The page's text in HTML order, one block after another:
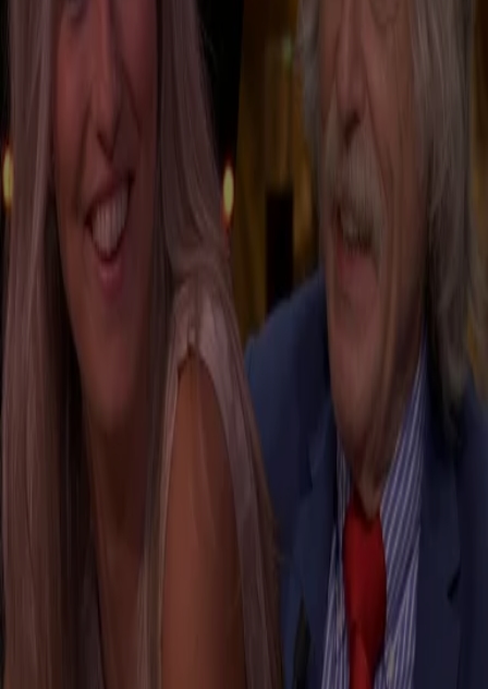
Johan Derksen wil meebetalen aan mogelijke crowdfunding van Anouk: 'Ze kan op mij rekenen'
Estavana Polman wordt vaste gast bij Vandaag Inside
Johan Derksen
is geboren op 31 januari 1949 in het Gelderse
dorpje Heteren. Johan kende geen gemakkelijke jeugd en
deelde, behalve zijn liefde voor NEC, weinig interesses met
zijn vader. In een eerder interview met het
dat zijn vader losse handjes had en een kwade dronk was. De
Bijbel speelde een centrale rol in Johans jeugd, en hij vertelde
later dat hij vaak bad dat zijn vader zijn moeder niets zou
Door het werk van zijn vader verhuisde Johan later in zijn jeugd
naar Drenthe. Maar één ding was zeker: Johans passie lag bij
voetbal. Met de VV Rolder Boys werd Johan in 1965 kampioen
van de vierde klasse en in 1966 begon hij bij de jeugdopleiding
van Go Ahead. Verder heeft Johan nog bij verschillende
voetbalclubs gevoetbald, maar na deze carrière is hij
verdergegaan in de journalistiek. Hiermee werd hij een
belangrijk figuur in de Nederlandse voetbalmedia.